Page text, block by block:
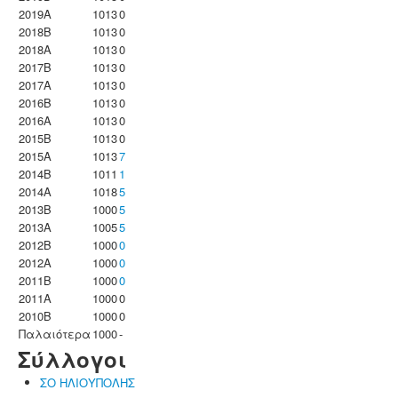
2019A
10130
2018B
10130
2018A
10130
2017B
10130
2017A
10130
2016B
10130
2016A
10130
2015B
10130
2015A
10137
2014B
1011 1
2014A
10185
2013B
10005
2013A
10055
2012B
10000
2012A
10000
2011B
10000
2011A
10000
2010B
10000
Παλαιότερα 1000-
Σύλλογοι
ΣΟ ΗΛΙΟΥΠΟΛΗΣ